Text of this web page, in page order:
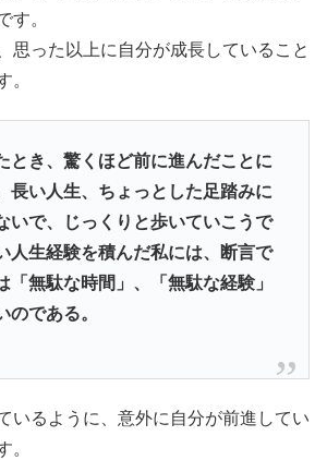
す。
思った以上に自分が成長していること
。
とき、驚くほど前に進んだことに
長い人生、ちょっとした足踏みに
いで、じっくりと歩いていこうで
人生経験を積んだ私には、断言で
「無駄な時間」、「無駄な経験」
のである。
いるように、意外に自分が前進してい
。